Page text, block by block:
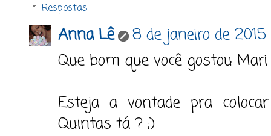
Respostas
Anna Lê
8 de janeiro de
Que bom que você gostou
Esteja a vontade pra
Quintas tá ? ;)